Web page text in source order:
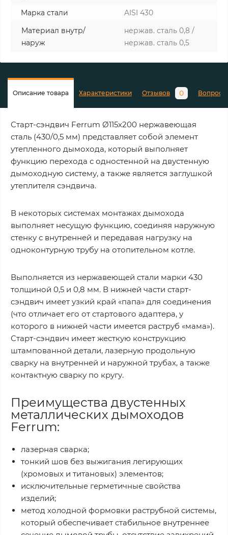
Марка стали
AISI 430
Материал внутр/
наруж
нержав. сталь 0,8 /
нержав. сталь 0,5
Описание товара Характеристики Отзывов 0 Вопросы
Старт-сэндвич Ferrum Ø115х200 нержавеющая
сталь (430/0,5 мм) представляет собой элемент
утепленного дымохода, который выполняет
функцию перехода с одностенной на двустенную
дымоходную систему, а также является заглушкой
утеплителя сэндвича.
В некоторых системах монтажах дымохода
выполняет несущую функцию, соединяя наружную
стенку с внутренней и передавая нагрузку на
одноконтурную трубу на отопительном котле.
Выполняется из нержавеющей стали марки 430
толщиной 0,5 и 0,8 мм. В нижней части старт-
сэндвич имеет узкий край «папа» для соединения
(что отличает его от стартового адаптера, у
которого в нижней части имеется раструб «мама»).
Старт-сэндвич имеет жесткую конструкцию
штампованной детали, лазерную продольную
сварку на внутренней и наружной трубах, а также
контактную сварку по кругу.
Преимущества двустенных
металлических дымоходов
Ferrum:
лазерная сварка;
тонкий шов без выжигания легирующих
(хромовых и титановых) элементов;
исключительные герметичные свойства
изделий;
метод холодной формовки раструбной системы,
который обеспечивает стабильное внутреннее